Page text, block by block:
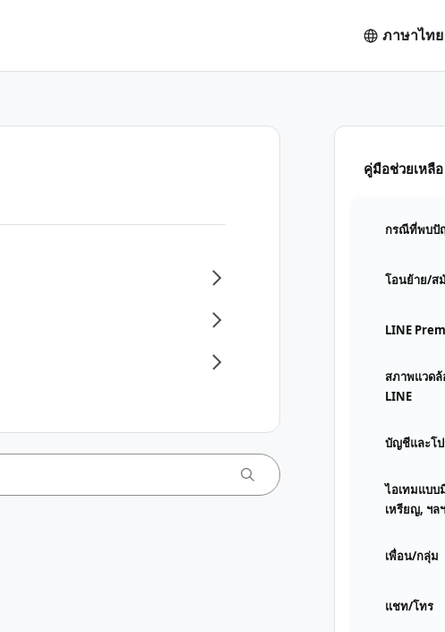
ภาษาไทย
คู่มือช่วยเหลือ
กรณีที่พบปั
โอนย้าย/ส
LINE
สภาพแวดล้
LINE
บัญชีและโ
ไอเทมแบบ
เหรียญ, ฯล
เพื่อน/กลุ่ม
แชท/โทร